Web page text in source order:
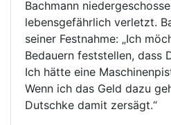
Bachmann
lebensgefährlich verletzt.
seiner Festnahme: „Ich
Bedauern feststellen, dass
Ich hätte eine
Wenn ich das Geld dazu
Dutschke damit zersägt.“